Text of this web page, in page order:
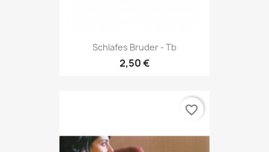
Schlafes Bruder - Tb
2,50 €
favorite_border